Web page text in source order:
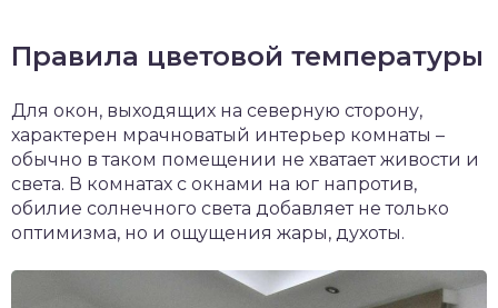
Правила цветовой температуры
Для окон, выходящих на северную сторону,
характерен мрачноватый интерьер комнаты –
обычно в таком помещении не хватает живости и
света. В комнатах с окнами на юг напротив,
обилие солнечного света добавляет не только
оптимизма, но и ощущения жары, духоты.